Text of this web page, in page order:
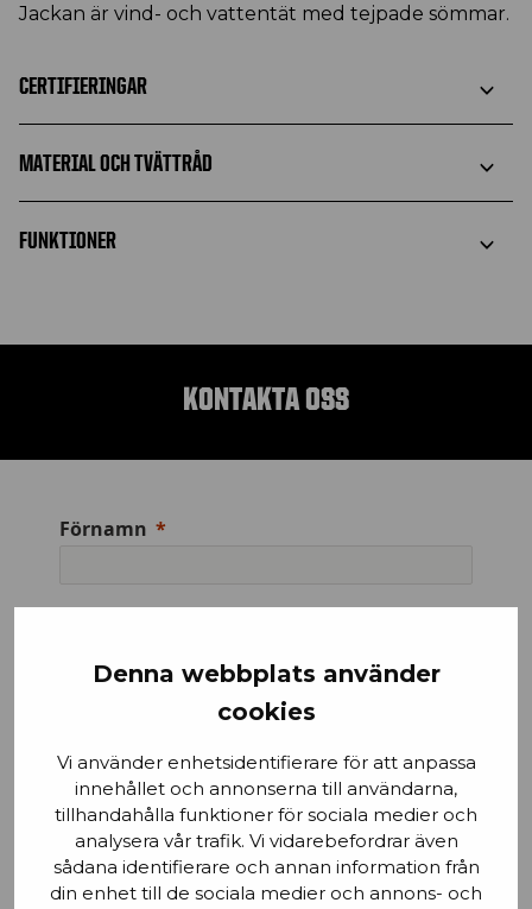
Denna webbplats använder
cookies
Vi använder enhetsidentifierare för att anpassa
innehållet och annonserna till användarna,
tillhandahålla funktioner för sociala medier och
analysera vår trafik. Vi vidarebefordrar även
sådana identifierare och annan information från
din enhet till de sociala medier och annons- och
Jackan är vind- och vattentät med tejpade sömmar.
CERTIFIERINGAR
MATERIAL OCH TVÄTTRÅD
FUNKTIONER
KONTAKTA OSS
Förnamn
Stad
Mobilnummer